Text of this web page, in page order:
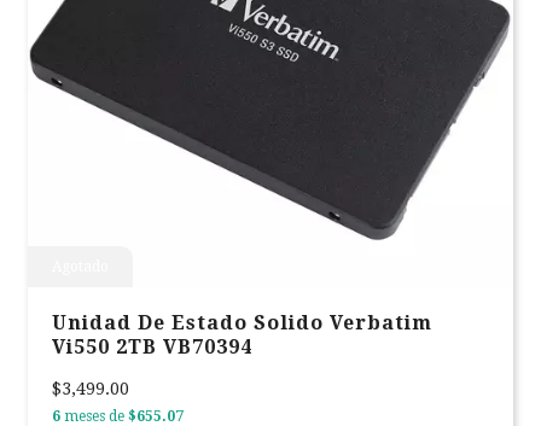
Unidad De Estado Solido Verbatim
Vi550 2TB VB70394
$3,499.00
6 meses de $655.07